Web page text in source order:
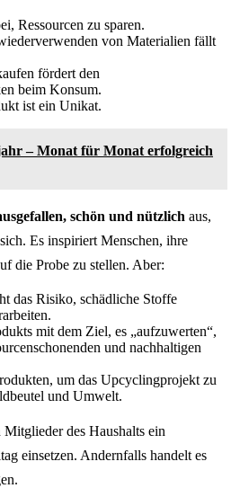
Ressourcen zu sparen.
von Materialien fällt
fördert den
beim Konsum.
ist ein Unikat.
– Monat für Monat erfolgreich
schön und nützlich aus,
Es inspiriert Menschen, ihre
die Probe zu stellen. Aber:
das Risiko, schädliche Stoffe
mit dem Ziel, es „aufzuwerten“,
und nachhaltigen
um das Upcyclingprojekt zu
und Umwelt.
Mitglieder des Haushalts ein
einsetzen. Andernfalls handelt es